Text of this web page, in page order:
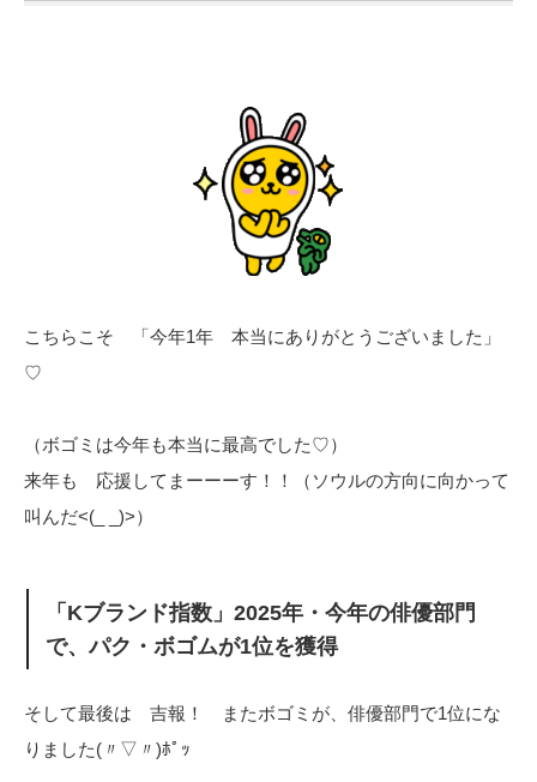
こちらこそ 「今年1年 本当にありがとうございました」
♡
（ボゴミは今年も本当に最高でした♡）
来年も 応援してまーーーす！！（ソウルの方向に向かって
叫んだ<(_ _)>）
「Kブランド指数」2025年・今年の俳優部門
で、パク・ボゴムが1位を獲得
そして最後は 吉報！ またボゴミが、俳優部門で1位にな
りました(〃▽〃)ﾎﾟｯ